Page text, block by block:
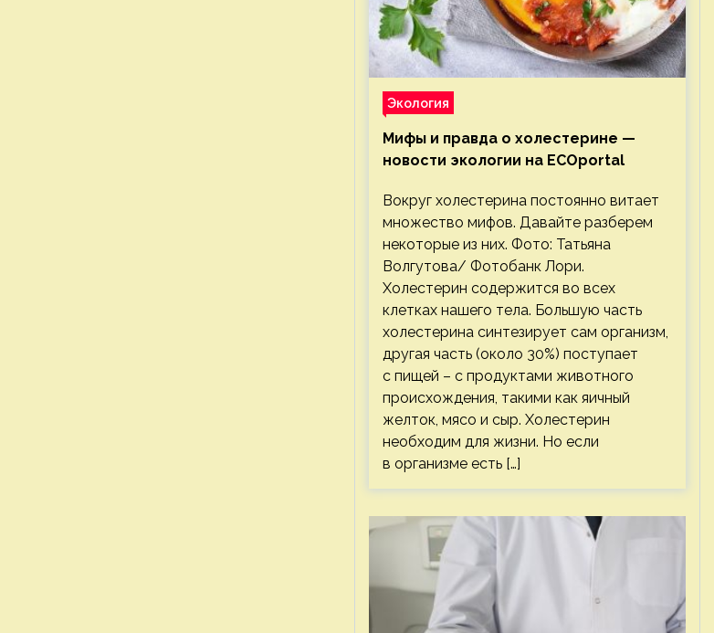
Экология
Мифы и правда о холестерине —
новости экологии на ECOportal
Вокруг холестерина постоянно витает
множество мифов. Давайте разберем
некоторые из них. Фото: Татьяна
Волгутова/ Фотобанк Лори.
Холестерин содержится во всех
клетках нашего тела. Большую часть
холестерина синтезирует сам организм,
другая часть (около 30%) поступает
с пищей – с продуктами животного
происхождения, такими как яичный
желток, мясо и сыр. Холестерин
необходим для жизни. Но если
в организме есть […]